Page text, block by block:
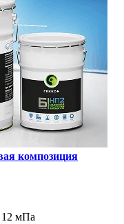
композиция
12 мПа